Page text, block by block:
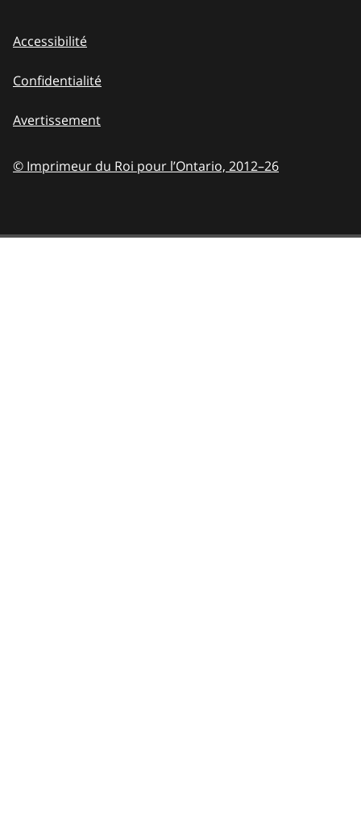
Accessibilité
Confidentialité
Avertissement
© Imprimeur du Roi pour l’Ontario, 2012–26